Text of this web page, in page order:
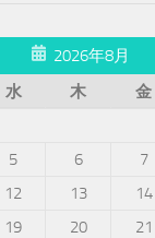
2026年8月
水 木 金
5 6 7
12 13 14
19 20 21